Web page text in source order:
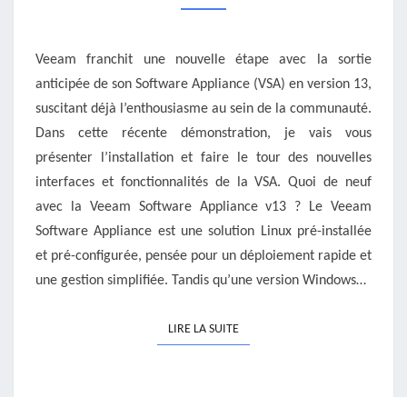
SÉCURITÉ
D’AVENIR
Veeam franchit une nouvelle étape avec la sortie
anticipée de son Software Appliance (VSA) en version 13,
suscitant déjà l’enthousiasme au sein de la communauté.
Dans cette récente démonstration, je vais vous
présenter l’installation et faire le tour des nouvelles
interfaces et fonctionnalités de la VSA. Quoi de neuf
avec la Veeam Software Appliance v13 ? Le Veeam
Software Appliance est une solution Linux pré-installée
et pré-configurée, pensée pour un déploiement rapide et
une gestion simplifiée. Tandis qu’une version Windows…
LIRE LA SUITELIRE LA SUITE